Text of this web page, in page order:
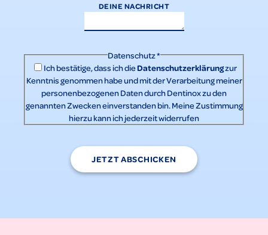
DEINE NACHRICHT
Datenschutz*
Ich bestätige, dass ich dieDatenschutzerklärungzur
Kenntnis genommen habe und mit der Verarbeitung meiner
personenbezogenen Daten durch Dentinox zu den
genannten Zwecken einverstanden bin. Meine Zustimmung
hierzu kann ich jederzeit widerrufen
JETZT ABSCHICKEN